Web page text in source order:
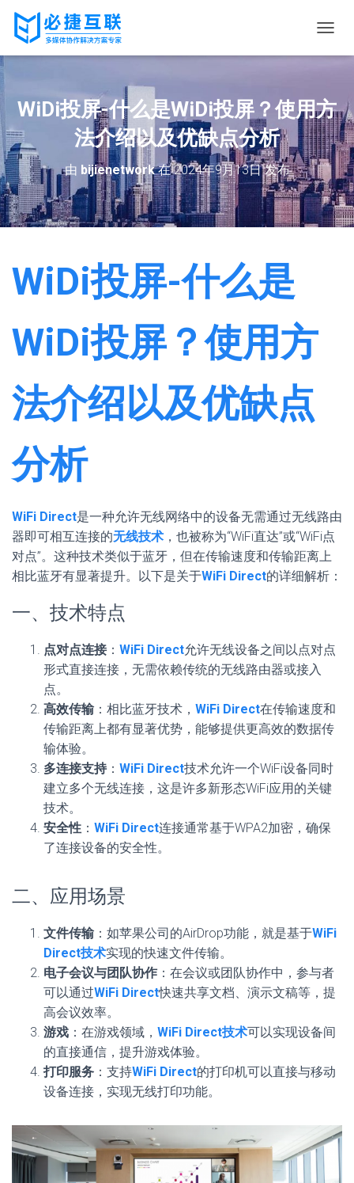
换
WiDi投屏-什么是WiDi投屏？使用方
法介绍以及优缺点分析
由 bijienetwork在2024年9月13日发布
WiDi投屏-什么是
WiDi投屏？使用方
法介绍以及优缺点
分析
WiFi Direct是一种允许无线网络中的设备无需通过无线路由
器即可相互连接的无线技术 ，也被称为“WiFi直达”或“WiFi点
对点”。这种技术类似于蓝牙，但在传输速度和传输距离上
相比蓝牙有显著提升。以下是关于WiFi Direct的详细解析：
一、技术特点
点对点连接： WiFi Direct允许无线设备之间以点对点
形式直接连接，无需依赖传统的无线路由器或接入
点。
高效传输：相比蓝牙技术， WiFi Direct在传输速度和
传输距离上都有显著优势，能够提供更高效的数据传
输体验。
多连接支持： WiFi Direct技术允许一个WiFi设备同时
建立多个无线连接，这是许多新形态WiFi应用的关键
技术。
安全性 ： WiFi Direct连接通常基于WPA2加密，确保
了连接设备的安全性。
二、应用场景
文件传输：如苹果公司的AirDrop功能，就是基于WiFi
Direct技术实现的快速文件传输。
电子会议与团队协作 ：在会议或团队协作中，参与者
可以通过WiFi Direct快速共享文档、演示文稿等，提
高会议效率。
游戏 ：在游戏领域， WiFi Direct技术可以实现设备间
的直接通信，提升游戏体验。
打印服务 ：支持WiFi Direct的打印机可以直接与移动
设备连接，实现无线打印功能。